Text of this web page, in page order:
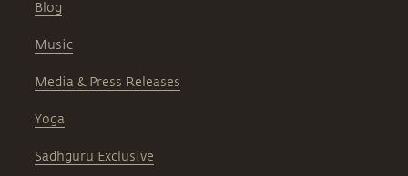
Blog
Music
Media & Press Releases
Yoga
Sadhguru Exclusive